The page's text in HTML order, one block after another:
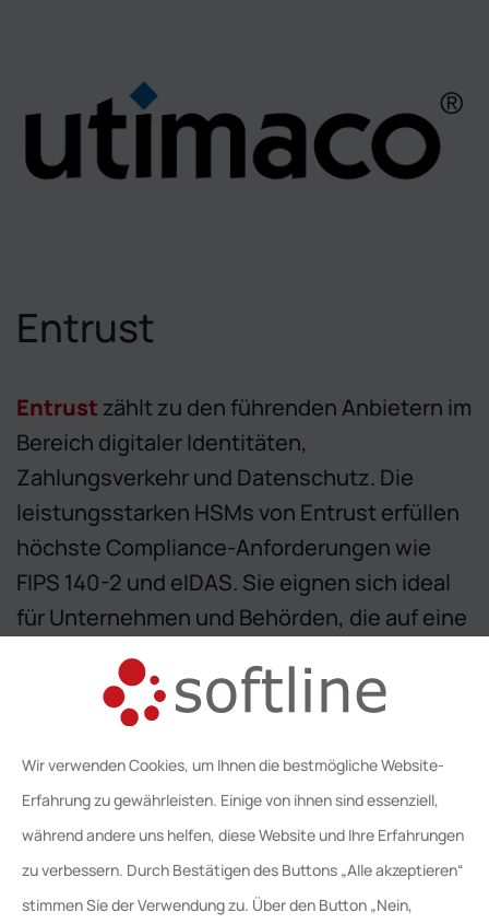
Entrust
Entrustzählt zu den führenden Anbietern im
Bereich digitaler Identitäten,
Zahlungsverkehr und Datenschutz. Die
leistungsstarken HSMs von Entrust erfüllen
höchste Compliance-Anforderungen wie
FIPS 140-2 und eIDAS. Sie eignen sich ideal
für Unternehmen und Behörden, die auf eine
skalierbare und Cloud-fähige
Sicherheitsinfrastruktur setzen.
Wir verwenden Cookies, um Ihnen die bestmögliche Website-
Erfahrung zu gewährleisten. Einige von ihnen sind essenziell,
während andere uns helfen, diese Website und Ihre Erfahrungen
zu verbessern. Durch Bestätigen des Buttons „Alle akzeptieren“
stimmen Sie der Verwendung zu. Über den Button „Nein,